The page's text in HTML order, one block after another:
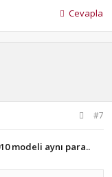
Cevapla
#7
modeli aynı para..